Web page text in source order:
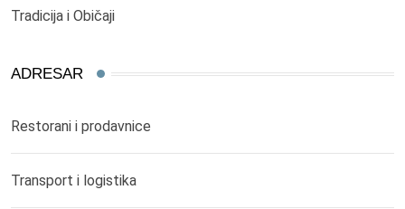
Tradicija i Običaji
ADRESAR
Restorani i prodavnice
Transport i logistika